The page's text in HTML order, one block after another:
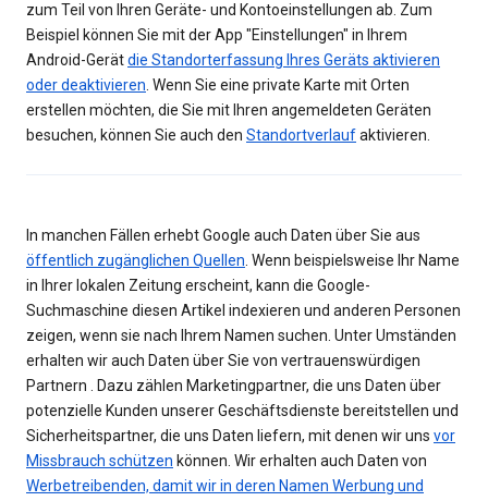
zum Teil von Ihren Geräte- und Kontoeinstellungen ab. Zum
Beispiel können Sie mit der App "Einstellungen" in Ihrem
Android-Gerätdie Standorterfassung Ihres Geräts aktivieren
oder deaktivieren. Wenn Sie eine private Karte mit Orten
erstellen möchten, die Sie mit Ihren angemeldeten Geräten
besuchen, können Sie auch den Standortverlaufaktivieren.
In manchen Fällen erhebt Google auch Daten über Sie aus
öffentlich zugänglichen Quellen. Wenn beispielsweise Ihr Name
in Ihrer lokalen Zeitung erscheint, kann die Google-
Suchmaschine diesen Artikel indexieren und anderen Personen
zeigen, wenn sie nach Ihrem Namen suchen. Unter Umständen
erhalten wir auch Daten über Sie von vertrauenswürdigen
Partnern . Dazu zählen Marketingpartner, die uns Daten über
potenzielle Kunden unserer Geschäftsdienste bereitstellen und
Sicherheitspartner, die uns Daten liefern, mit denen wir uns vor
Missbrauch schützen können. Wir erhalten auch Daten von
Werbetreibenden, damit wir in deren Namen Werbung und